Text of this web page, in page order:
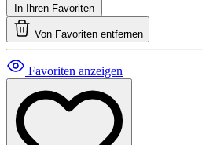
In Ihren Favoriten
Von Favoriten entfernen
Favoriten anzeigen